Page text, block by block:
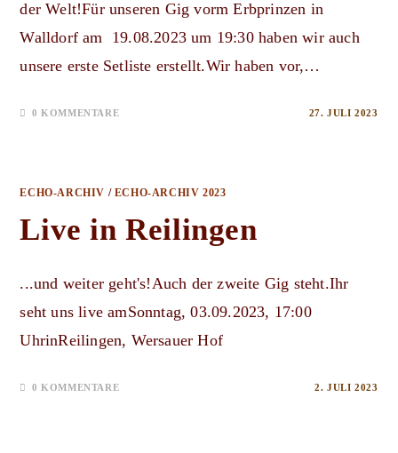
der Welt!Für unseren Gig vorm Erbprinzen in
Walldorf am 19.08.2023 um 19:30 haben wir auch
unsere erste Setliste erstellt.Wir haben vor,…
0 KOMMENTARE 27. JULI 2023
ECHO-ARCHIV / ECHO-ARCHIV 2023
Live in Reilingen
...und weiter geht's!Auch der zweite Gig steht.Ihr
seht uns live amSonntag, 03.09.2023, 17:00
UhrinReilingen, Wersauer Hof
0 KOMMENTARE 2. JULI 2023